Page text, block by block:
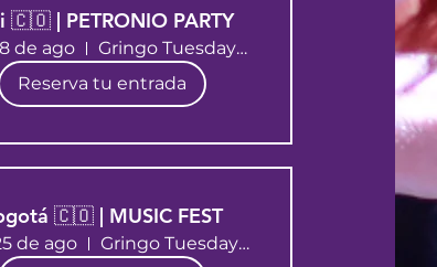
🇨🇴 | PETRONIO PARTY
de ago
Gringo Tuesdays Cali
Reserva tu entrada
🇨🇴 | MUSIC FEST
de ago
Gringo Tuesdays Bogotá